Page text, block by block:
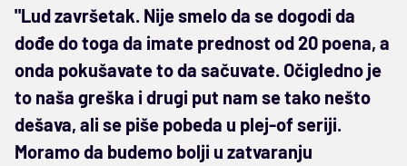
"Lud završetak. Nije smelo da se dogodi da
dođe do toga da imate prednost od 20 poena, a
onda pokušavate to da sačuvate. Očigledno je
to naša greška i drugi put nam se tako nešto
dešava, ali se piše pobeda u plej-of seriji.
Moramo da budemo bolji u zatvaranju